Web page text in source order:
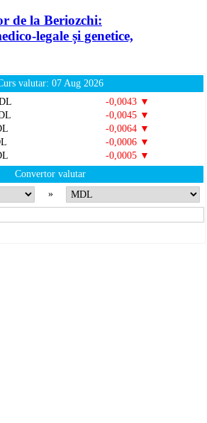
de la Beriozchi:
legale și genetice,
valutar: 07 Aug 2026
-0,0043 ▼
-0,0045 ▼
-0,0064 ▼
-0,0006 ▼
-0,0005 ▼
Convertor valutar
»